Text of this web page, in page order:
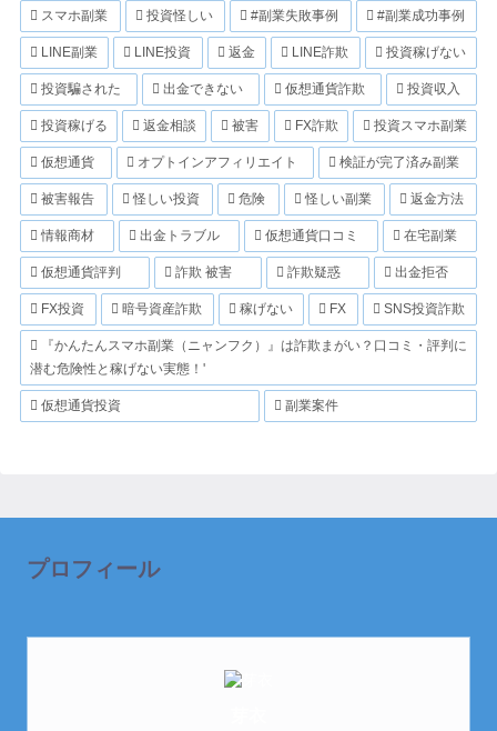
スマホ副業 投資怪しい #副業失敗事例 #副業成功事例
LINE副業 LINE投資 返金 LINE詐欺 投資稼げない
投資騙された 出金できない 仮想通貨詐欺 投資収入
投資稼げる 返金相談 被害 FX詐欺 投資スマホ副業
仮想通貨 オプトインアフィリエイト 検証が完了済み副業
被害報告 怪しい投資 危険 怪しい副業 返金方法
情報商材 出金トラブル 仮想通貨口コミ 在宅副業
仮想通貨評判 詐欺 被害 詐欺疑惑 出金拒否
FX投資 暗号資産詐欺 稼げない FX SNS投資詐欺
『かんたんスマホ副業（ニャンフク）』は詐欺まがい？口コミ・評判に
潜む危険性と稼げない実態！'
仮想通貨投資 副業案件
プロフィール